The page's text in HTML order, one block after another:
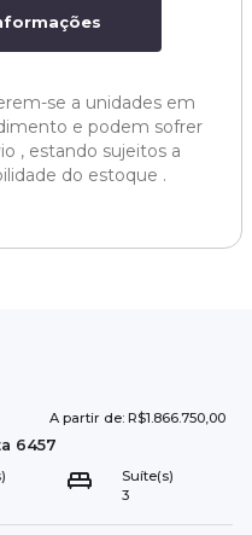
se a unidades em
e podem sofrer
, estando sujeitos a
do estoque .
A partir de: R$1.866.750,00
6457
Suíte(s)
3